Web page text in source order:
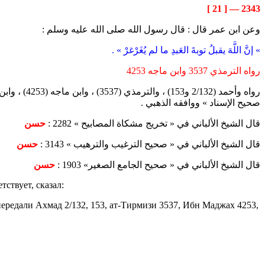
2343 — [ 21 ]
وعن ابن عمر قال : قال رسول الله صلى الله عليه وسلم :
» إنَّ اللَّهَ يقبلُ توبةَ العَبدِ ما لم يُغَرْغرْ » .
رواه الترمذي 3537 وابن ماجه 4253
صحيح الإسناد » ووافقه الذهبي .
قال الشيخ الألباني في « تخريج مشكاة المصابيح » 2282 : حسن
قال الشيخ الألباني في « صحيح الترغيب والترهيب » 3143 : حسن
قال الشيخ الألباني في « صحيح الجامع الصغير» 1903 :
حسن
сказал:
Ахмад 2/132, 153, ат-Тирмизи 3537, Ибн Маджах 4253,